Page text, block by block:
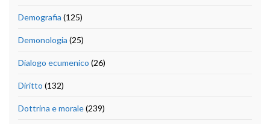
Demografia (125)
Demonologia (25)
Dialogo ecumenico (26)
Diritto (132)
Dottrina e morale(239)